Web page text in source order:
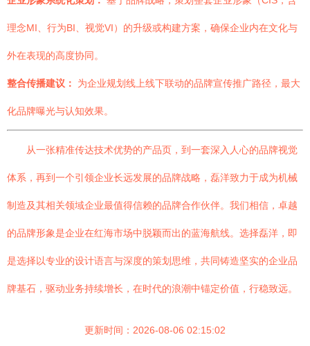
理念MI、行为BI、视觉VI）的升级或构建方案，确保企业内在文化与
外在表现的高度协同。
整合传播建议： 为企业规划线上线下联动的品牌宣传推广路径，最大
化品牌曝光与认知效果。
从一张精准传达技术优势的产品页，到一套深入人心的品牌视觉
体系，再到一个引领企业长远发展的品牌战略，磊洋致力于成为机械
制造及其相关领域企业最值得信赖的品牌合作伙伴。我们相信，卓越
的品牌形象是企业在红海市场中脱颖而出的蓝海航线。选择磊洋，即
是选择以专业的设计语言与深度的策划思维，共同铸造坚实的企业品
牌基石，驱动业务持续增长，在时代的浪潮中锚定价值，行稳致远。
更新时间：2026-08-06 02:15:02